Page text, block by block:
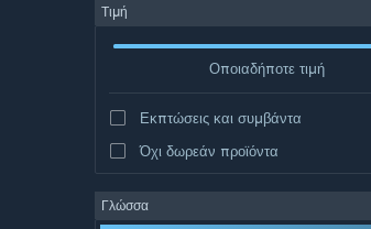
Τιμή
Οποιαδήποτε τιμή
Εκπτώσεις και συμβάντα
Όχι δωρεάν προϊόντα
Γλώσσα